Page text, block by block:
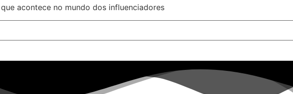
acontece no mundo dos influenciadores